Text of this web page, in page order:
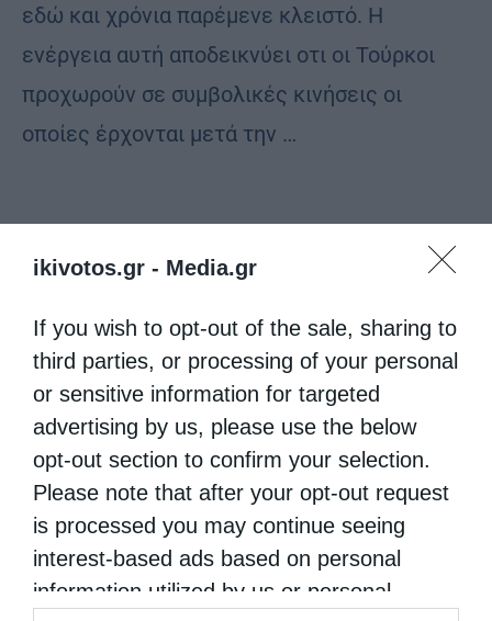
ikivotos.gr - Media.gr
If you wish to opt-out of the sale, sharing to
third parties, or processing of your personal
or sensitive information for targeted
advertising by us, please use the below
opt-out section to confirm your selection.
Please note that after your opt-out request
is processed you may continue seeing
interest-based ads based on personal
information utilized by us or personal
εδώ και χρόνια παρέμενε κλειστό. Η
ενέργεια αυτή αποδεικνύει οτι οι Τούρκοι
προχωρούν σε συμβολικές κινήσεις οι
οποίες έρχονται μετά την …